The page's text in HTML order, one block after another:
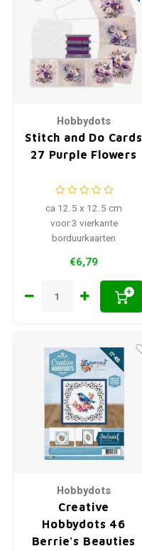
Hobbydots
Stitch and Do Cards
27 Purple Flowers
ca 12.5 x 12.5 cm
voor 3 vierkante
borduurkaarten
€6,79
+
Hobbydots
Creative
Hobbydots 46
Berrie's Beauties